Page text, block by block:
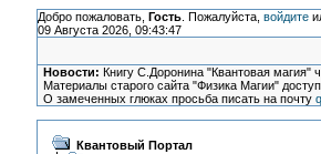
Добро пожаловать, Гость. Пожалуйста, войдите
09 Августа 2026, 09:43:47
Новости: Книгу С.Доронина "Квантовая магия"
Материалы старого сайта "Физика Магии"
О замеченных глюках просьба писать на почту
Квантовый Портал